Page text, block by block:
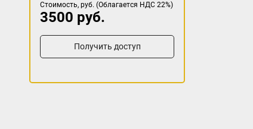
Стоимость, руб. (Облагается НДС 22%)
3500 руб.
Получить доступ